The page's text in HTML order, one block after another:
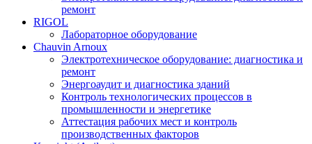
ремонт
RIGOL
Лабораторное оборудование
Chauvin Arnoux
Электротехническое оборудование: диагностика и
ремонт
Энергоаудит и диагностика зданий
Контроль технологических процессов в
промышленности и энергетике
Аттестация рабочих мест и контроль
производственных факторов